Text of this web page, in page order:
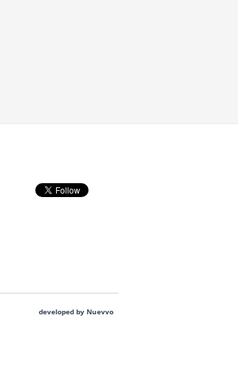
developed by Nuevvo